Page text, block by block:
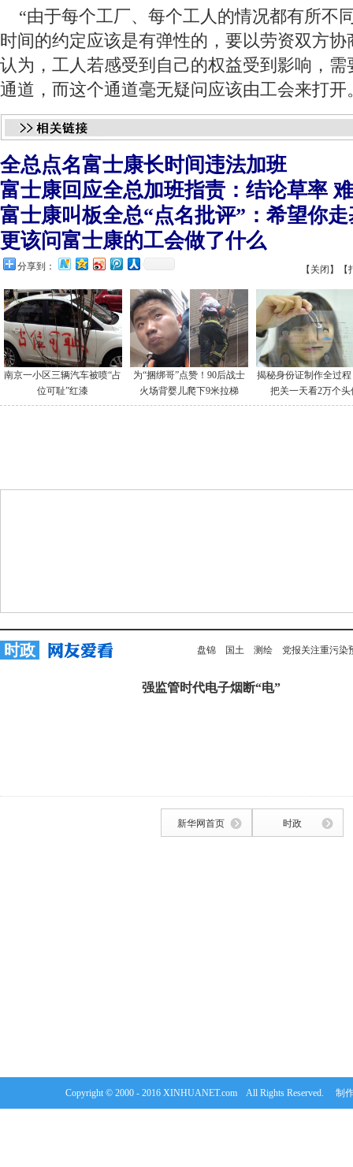
“由于每个工厂、每个工人的情况都有所不
时间的约定应该是有弹性的，要以劳资双方协
认为，工人若感受到自己的权益受到影响，
通道，而这个通道毫无疑问应该由工会来打开
全总点名富士康长时间违法加班
富士康回应全总加班指责：结论草率
富士康叫板全总“点名批评”：希望你
更该问富士康的工会做了什么
分享到： 【关闭】
南京一小区三辆汽车被喷“占
位可耻”红漆
为“捆绑哥”点赞！90后战士
火场背婴儿爬下9米拉梯
揭秘身份证制作全过
把关一天看2万个头
时政 盘锦 国土 测绘 党报关注重污染
强监管时代电子烟断“电”
新华网首页 时政
Copyright © 2000 - 2016 XINHUANET.com All Rights Reserved. 制